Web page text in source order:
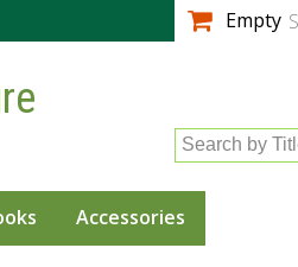
Empty
Search by
Accessories